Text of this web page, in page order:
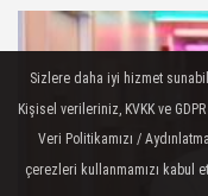
Sizlere daha iyi hizmet
Kişisel verileriniz, KVKK ve
Veri Politikamızı /
çerezleri kullanmamızı kabul